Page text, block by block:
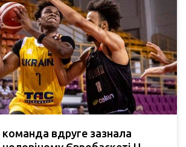
команда вдруге зазнала